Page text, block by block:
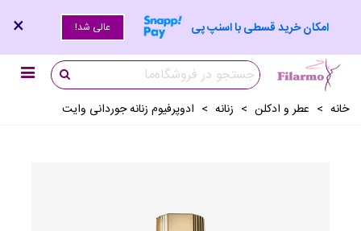
امکان خرید قسطی با اسنپ پی عالی شد! ×
خانه > عطر و ادکلن > زنانه > ادوپرفیوم زنانه جوردانی وایت